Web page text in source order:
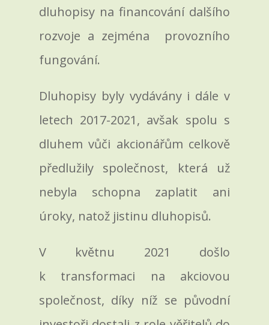
dluhopisy na financování dalšího
rozvoje a zejména provozního
fungování.
Dluhopisy byly vydávány i dále v
letech 2017-2021, avšak spolu s
dluhem vůči akcionářům celkově
předlužily společnost, která už
nebyla schopna zaplatit ani
úroky, natož jistinu dluhopisů.
V květnu 2021 došlo
k transformaci na akciovou
společnost, díky níž se původní